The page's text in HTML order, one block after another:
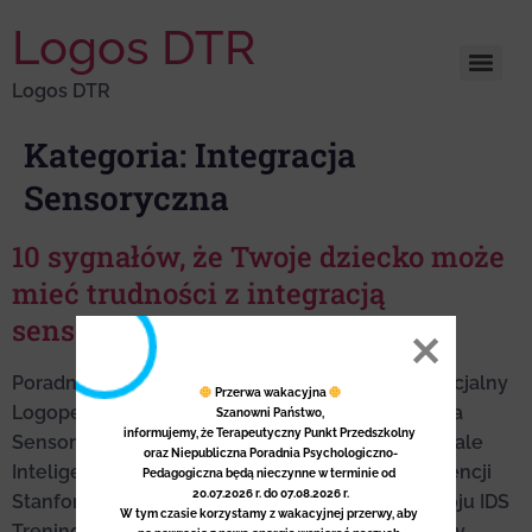
Logos DTR
Logos DTR
Kategoria: Integracja
Sensoryczna
10 sygnałów, że Twoje dziecko może
mieć trudności z integracją
sensoryczną
Poradnia Przedszkole Pełna oferta Pedagog Specjalny
Logopeda Psycholog Psychoterapeuta Integracja
Sensoryczna Wczesne wspomaganie rozwoju Skale
Inteligencji i Rozwoju Skala Leitera Skala Inteligencji
Stanford – Binet-5 SB5 Skale Inteligencji i Rozwoju IDS
Przerwa wakacyjna
Szanowni Państwo,
informujemy, że Terapeutyczny Punkt Przedszkolny
oraz Niepubliczna Poradnia Psychologiczno-
Pedagogiczna będą nieczynne w terminie od
20.07.2026 r. do 07.08.2026 r.
W tym czasie korzystamy z wakacyjnej przerwy, aby